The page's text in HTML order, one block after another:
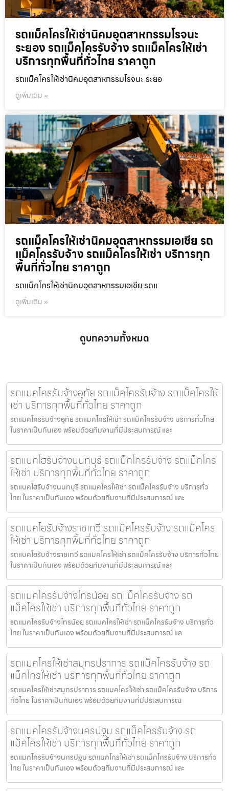
รถแม็คโครให้เช่านิคมอุตสาหกรรมโรจนะ
ระยอง รถแม็คโครรับจ้าง รถแม็คโครให้เช่า
บริการทุกพื้นที่ทั่วไทย ราคาถูก
รถแม็คโครให้เช่านิคมอุตสาหกรรมโรจนะ ระยอ
ดูเพิ่มเติม »
รถแม็คโครให้เช่านิคมอุตสาหกรรมเอเชีย รถ
แม็คโครรับจ้าง รถแม็คโครให้เช่า บริการทุก
พื้นที่ทั่วไทย ราคาถูก
รถแม็คโครให้เช่านิคมอุตสาหกรรมเอเชีย รถแ
ดูเพิ่มเติม »
ดูบทความทั้งหมด
รถแมคโครรับจ้างอุทัย รถแม็คโครรับจ้าง รถแม็คโครให้
เช่า บริการทุกพื้นที่ทั่วไทย ราคาถูก
รถแมคโครรับจ้างอุทัย รถแมคโครให้เช่า รถแม็คโครรับจ้าง บริการทั่วไทย
ในราคาเป็นกันเอง พร้อมด้วยทีมงานที่มีประสบการณ์ และ
รถแบคโฮรับจ้างนนทบุรี รถแม็คโครรับจ้าง รถแม็คโคร
ให้เช่า บริการทุกพื้นที่ทั่วไทย ราคาถูก
รถแบคโฮรับจ้างนนทบุรี รถแมคโครให้เช่า รถแม็คโครรับจ้าง บริการทั่ว
ไทย ในราคาเป็นกันเอง พร้อมด้วยทีมงานที่มีประสบการณ์ และ
รถแบคโฮรับจ้างราชเทวี รถแม็คโครรับจ้าง รถแม็คโคร
ให้เช่า บริการทุกพื้นที่ทั่วไทย ราคาถูก
รถแบคโฮรับจ้างราชเทวี รถแมคโครให้เช่า รถแม็คโครรับจ้าง บริการทั่วไทย
ในราคาเป็นกันเอง พร้อมด้วยทีมงานที่มีประสบการณ์ และ
รถแมคโครรับจ้างไทรน้อย รถแม็คโครรับจ้าง รถ
แม็คโครให้เช่า บริการทุกพื้นที่ทั่วไทย ราคาถูก
รถแมคโครรับจ้างไทรน้อย รถแมคโครให้เช่า รถแม็คโครรับจ้าง บริการทั่ว
ไทย ในราคาเป็นกันเอง พร้อมด้วยทีมงานที่มีประสบการณ์ แล
รถแมคโครให้เช่าสมุทรปราการ รถแม็คโครรับจ้าง รถ
แม็คโครให้เช่า บริการทุกพื้นที่ทั่วไทย ราคาถูก
รถแมคโครให้เช่าสมุทรปราการ รถแมคโครให้เช่า รถแม็คโครรับจ้าง บริการ
ทั่วไทย ในราคาเป็นกันเอง พร้อมด้วยทีมงานที่มีประสบการณ
รถแมคโครรับจ้างนครปฐม รถแม็คโครรับจ้าง รถ
แม็คโครให้เช่า บริการทุกพื้นที่ทั่วไทย ราคาถูก
รถแมคโครรับจ้างนครปฐม รถแมคโครให้เช่า รถแม็คโครรับจ้าง บริการทั่ว
ไทย ในราคาเป็นกันเอง พร้อมด้วยทีมงานที่มีประสบการณ์ และ